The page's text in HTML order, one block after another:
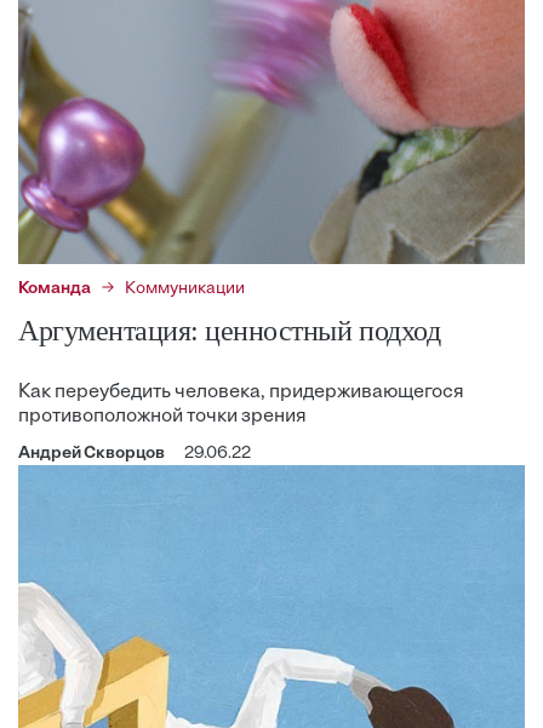
Команда Коммуникации
Аргументация: ценностный подход
Как переубедить человека, придерживающегося
противоположной точки зрения
Андрей Скворцов 29.06.22